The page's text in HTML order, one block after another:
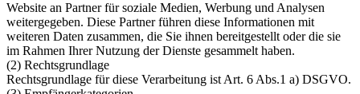
Website an Partner für soziale Medien, Werbung und Analysen
weitergegeben. Diese Partner führen diese Informationen mit
weiteren Daten zusammen, die Sie ihnen bereitgestellt oder die sie
im Rahmen Ihrer Nutzung der Dienste gesammelt haben.
(2) Rechtsgrundlage
Rechtsgrundlage für diese Verarbeitung ist Art. 6 Abs.1 a) DSGVO.